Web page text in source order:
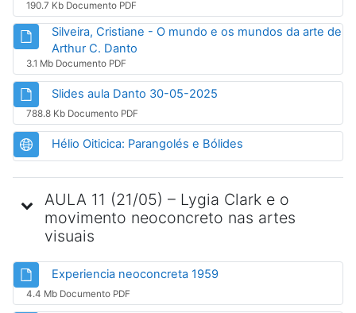
190.7 Kb Documento PDF
Silveira, Cristiane - O mundo e os mundos da arte de
Arthur C. Danto
3.1 Mb Documento PDF
Slides aula Danto 30-05-2025
788.8 Kb Documento PDF
Hélio Oiticica: Parangolés e Bólides
AULA 11 (21/05) – Lygia Clark e o
movimento neoconcreto nas artes
visuais
Experiencia neoconcreta 1959Arquivo
4.4 Mb Documento PDF